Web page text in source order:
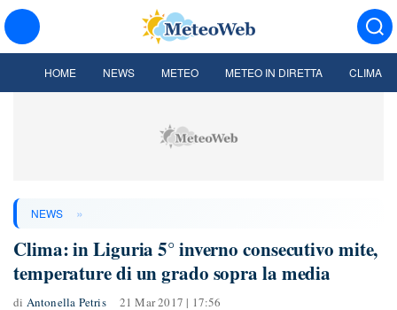
HOME NEWS METEO METEO IN DIRETTA CLIMA
NEWS »
Clima: in Liguria 5° inverno consecutivo mite,
temperature di un grado sopra la media
di Antonella Petris 21 Mar 2017 | 17:56